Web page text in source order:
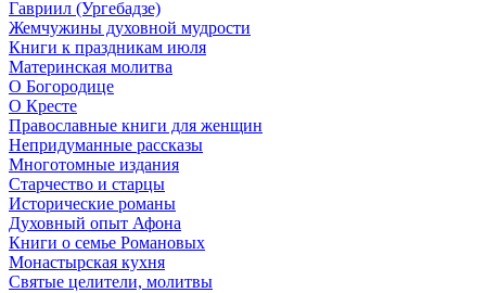
Гавриил (Ургебадзе)
Жемчужины духовной мудрости
Книги к праздникам июля
Материнская молитва
О Богородице
О Кресте
Православные книги для женщин
Непридуманные рассказы
Многотомные издания
Старчество и старцы
Исторические романы
Духовный опыт Афона
Книги о семье Романовых
Монастырская кухня
Святые целители, молитвы